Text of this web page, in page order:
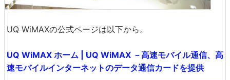
UQ WiMAXの公式ページは以下から。
UQ WiMAX ホーム | UQ WiMAX －高速モバイル通信、高
速モバイルインターネットのデータ通信カードを提供